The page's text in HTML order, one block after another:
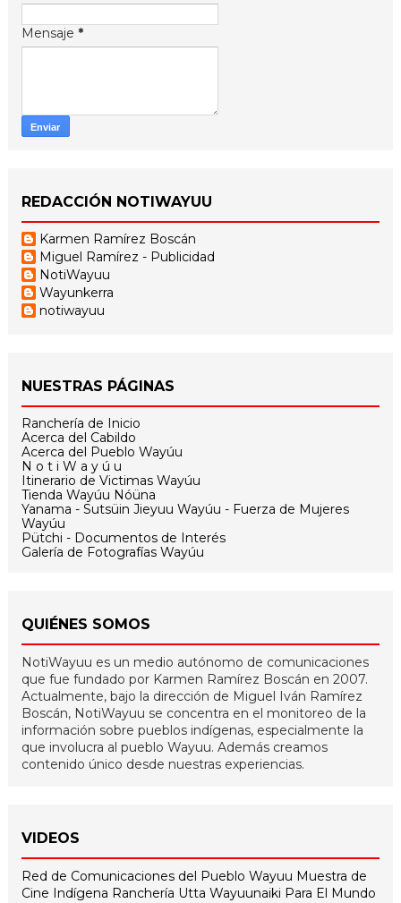
Mensaje *
REDACCIÓN NOTIWAYUU
Karmen Ramírez Boscán
Miguel Ramírez - Publicidad
NotiWayuu
Wayunkerra
notiwayuu
NUESTRAS PÁGINAS
Ranchería de Inicio
Acerca del Cabildo
Acerca del Pueblo Wayúu
N o t i W a y ú u
Itinerario de Victimas Wayúu
Tienda Wayúu Nóüna
Yanama - Sutsüin Jieyuu Wayúu - Fuerza de Mujeres
Wayúu
Pütchi - Documentos de Interés
Galería de Fotografías Wayúu
QUIÉNES SOMOS
NotiWayuu es un medio autónomo de comunicaciones
que fue fundado por Karmen Ramírez Boscán en 2007.
Actualmente, bajo la dirección de Miguel Iván Ramírez
Boscán, NotiWayuu se concentra en el monitoreo de la
información sobre pueblos indígenas, especialmente la
que involucra al pueblo Wayuu. Además creamos
contenido único desde nuestras experiencias.
VIDEOS
Red de Comunicaciones del Pueblo Wayuu Muestra de
Cine Indígena Ranchería Utta Wayuunaiki Para El Mundo